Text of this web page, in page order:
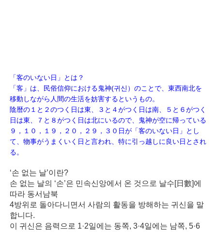
「客のいない日」とは？
「客」は、民俗信仰における鬼神(귀신）のことで、東西南北を
移動しながら人間の生活を妨害するというもの。
陰暦の１と２のつく日は東、３と４がつく日は南、５と６がつく
日は東、７と８がつく日は北にいるので、鬼神が空に帰っている
９，１０，１９，２０，２９，３０日が「客のいない日」とし
て、物事がうまくいく日と言われ、特に引っ越しに良い日とされ
る。
‘손 없는 날’이란?
손 없는 날의 ‘손’은 민속신앙에서 온 것으로 날수[日數]에
따라 동서남북
4방위로 돌아다니면서 사람의 활동을 방해하는 귀신을 말
합니다.
이 귀신은 음력으로 1·2일에는 동쪽, 3·4일에는 남쪽, 5·6